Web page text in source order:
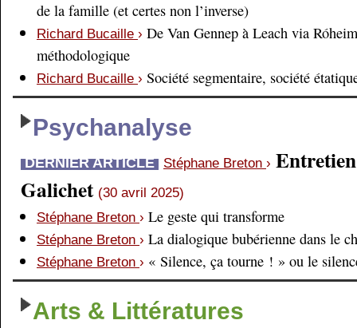
de la famille (et certes non l’inverse)
Richard Bucaille › De Van Gennep à Leach via
méthodologique
Richard Bucaille › Société segmentaire, société
Psychanalyse
DERNIER ARTICLE Stéphane Breton ›
Galichet (30 avril 2025)
Stéphane Breton › Le geste qui transforme
Stéphane Breton › La dialogique bubérienne dans le
Stéphane Breton › « Silence, ça tourne ! » ou le
Arts & Littératures